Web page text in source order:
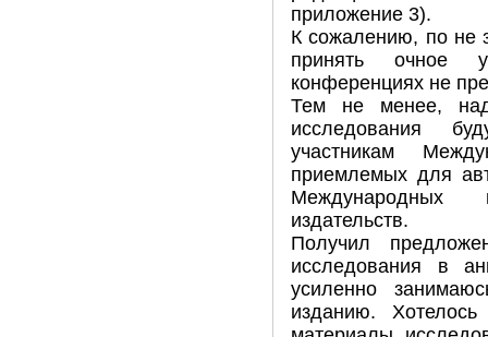
приложение 3).
К сожалению, по не
принять очное
конференциях не
Тем не менее,
исследования
участникам
приемлемых для
издательств.
Получил
исследования в
усиленно
изданию.